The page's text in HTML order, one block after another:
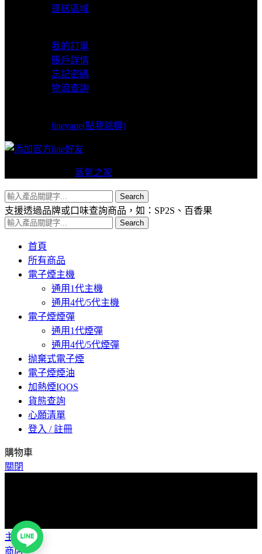
運送區域
我的訂單
賬戶詳情
忘記密碼
物流查詢
linevape(點我跳轉)
蒸氣之家
Search
支援透過品牌或口味查詢商品，如：SP2S、百香果
Search
首頁
所有商品
電子煙主機
通用1代主機
通用4代/5代主機
電子煙煙彈
通用1代煙彈
通用4代/5代煙彈
抛棄式電子煙
電子煙煙油
加熱煙IQOS
貨態查詢
心願清單
登入 / 註冊
購物車
關閉
對物流單號取貨！感謝您的配合！
主頁
商店